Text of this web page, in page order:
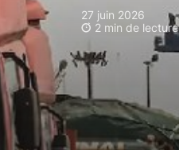
27 juin 2026
2 min de lecture